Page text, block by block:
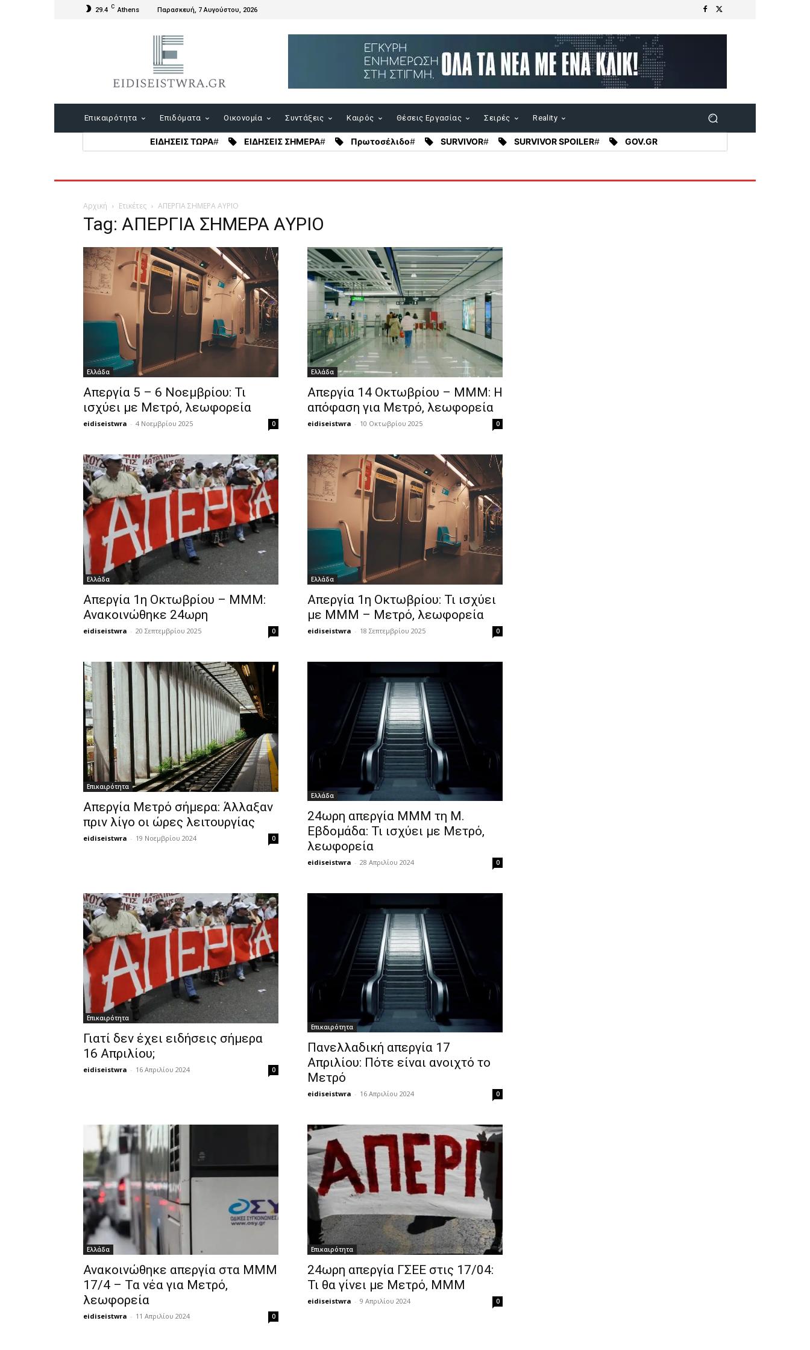
29.4 C Athens Παρασκευή, 7 Αυγούστου, 2026
Επικαιρότητα Επιδόματα Οικονομία Συντάξεις Καιρός Θέσεις Εργασίας Σειρές Reality
ΕΙΔΗΣΕΙΣ ΤΩΡΑ# ΕΙΔΗΣΕΙΣ ΣΗΜΕΡΑ# Πρωτοσέλιδο# SURVIVOR# SURVIVOR SPOILER# GOV.GR
Αρχική Ετικέτες ΑΠΕΡΓΙΑ ΣΗΜΕΡΑ ΑΥΡΙΟ
Tag: ΑΠΕΡΓΙΑ ΣΗΜΕΡΑ ΑΥΡΙΟ
Ελλάδα
Απεργία 5 – 6 Νοεμβρίου: Τι
ισχύει με Μετρό, λεωφορεία
eidiseistwra - 4 Νοεμβρίου 2025 0
Ελλάδα
Απεργία 14 Οκτωβρίου – ΜΜΜ: Η
απόφαση για Μετρό, λεωφορεία
eidiseistwra - 10 Οκτωβρίου 2025 0
Ελλάδα
Απεργία 1η Οκτωβρίου – ΜΜΜ:
Ανακοινώθηκε 24ωρη
eidiseistwra - 20 Σεπτεμβρίου 2025 0
Ελλάδα
Απεργία 1η Οκτωβρίου: Τι ισχύει
με ΜΜΜ – Μετρό, λεωφορεία
eidiseistwra - 18 Σεπτεμβρίου 2025 0
Επικαιρότητα
Απεργία Μετρό σήμερα: Άλλαξαν
πριν λίγο οι ώρες λειτουργίας
eidiseistwra - 19 Νοεμβρίου 2024 0
Ελλάδα
24ωρη απεργία ΜΜΜ τη Μ.
Εβδομάδα: Τι ισχύει με Μετρό,
λεωφορεία
eidiseistwra - 28 Απριλίου 2024 0
Επικαιρότητα
Γιατί δεν έχει ειδήσεις σήμερα
16 Απριλίου;
eidiseistwra - 16 Απριλίου 2024 0
Επικαιρότητα
Πανελλαδική απεργία 17
Απριλίου: Πότε είναι ανοιχτό το
Μετρό
eidiseistwra - 16 Απριλίου 2024 0
Ελλάδα
Ανακοινώθηκε απεργία στα ΜΜΜ
17/4 – Τα νέα για Μετρό,
λεωφορεία
eidiseistwra - 11 Απριλίου 2024 0
Επικαιρότητα
24ωρη απεργία ΓΣΕΕ στις 17/04:
Τι θα γίνει με Μετρό, ΜΜΜ
eidiseistwra - 9 Απριλίου 2024 0